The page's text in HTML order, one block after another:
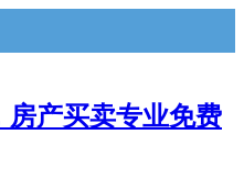
房产买卖专业免费